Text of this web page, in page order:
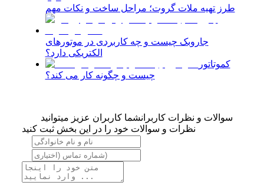
طرز تهیه ملات گروت؛ مراحل ساخت و نکات مهم
جاروبک چیست و چه کاربردی در موتورهای
الکتریکی دارد؟
کموتاتور
چیست و چگونه کار می کند؟
سوالات و نظرات کاربرانشما کاربران عزیز میتوانید
نظرات و سوالات خود را در این بخش ثبت کنید